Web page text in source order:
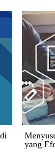
yang